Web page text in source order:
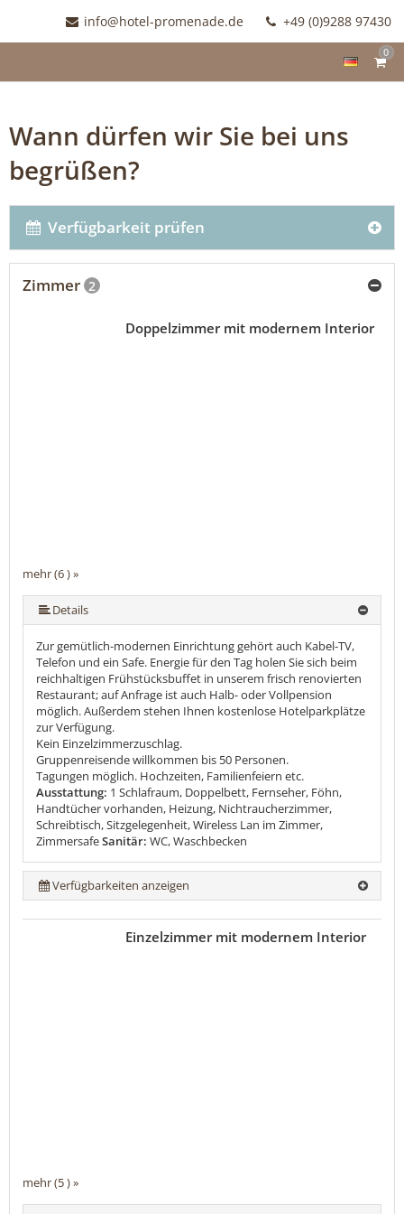
info@hotel-promenade.de +49 (0)9288 97430
0
Wann dürfen wir Sie bei uns
begrüßen?
Verfügbarkeit prüfen
Zimmer 2
mehr (6 ) »
mehr (6 ) »
mehr (6 ) »
Doppelzimmer mit modernem Interior
Details
Zur gemütlich-modernen Einrichtung gehört auch Kabel-TV,
Telefon und ein Safe. Energie für den Tag holen Sie sich beim
reichhaltigen Frühstücksbuffet in unserem frisch renovierten
Restaurant; auf Anfrage ist auch Halb- oder Vollpension
möglich. Außerdem stehen Ihnen kostenlose Hotelparkplätze
zur Verfügung.
Kein Einzelzimmerzuschlag.
Gruppenreisende willkommen bis 50 Personen.
Tagungen möglich. Hochzeiten, Familienfeiern etc.
Ausstattung: 1 Schlafraum, Doppelbett, Fernseher, Föhn,
Handtücher vorhanden, Heizung, Nichtraucherzimmer,
Schreibtisch, Sitzgelegenheit, Wireless Lan im Zimmer,
ZimmersafeSanitär: WC, Waschbecken
Verfügbarkeiten anzeigen
mehr (5 ) »
Einzelzimmer mit modernem Interior